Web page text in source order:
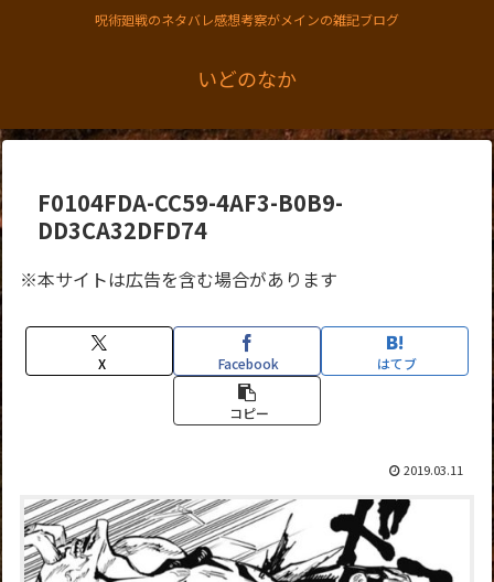
呪術廻戦のネタバレ感想考察がメインの雑記ブログ
いどのなか
F0104FDA-CC59-4AF3-B0B9-
DD3CA32DFD74
※本サイトは広告を含む場合があります
X Facebook はてブ
コピー
2019.03.11